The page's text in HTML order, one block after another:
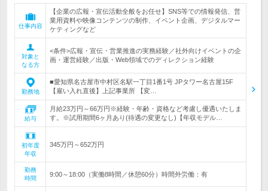
仕事内容
【企業の広報・宣伝活動全般をお任せ】SNS等での情報発信、営
業用資料や映像コンテンツの制作、イベント企画、デジタルマー
ケティングなど
対象と
なる方
<条件>広報・宣伝・営業推進の実務経験／社外向けイベントの企
画・運営経験／出版・Web領域でのディレクション経験
勤務地
■愛知県名古屋市中村区名駅一丁目1番1号 JPタワー名古屋15F
【雇い入れ直後】上記事業所 【変…
給与
月給23万円～66万円※経験・年齢・資格など考慮し優遇いたしま
す。※試用期間6ヶ月あり(待遇の変更なし)【年収モデル…
初年度
年収
345万円～652万円
勤務
時間
9:00～18:00（実働8時間／休憩60分）時間外労働：有